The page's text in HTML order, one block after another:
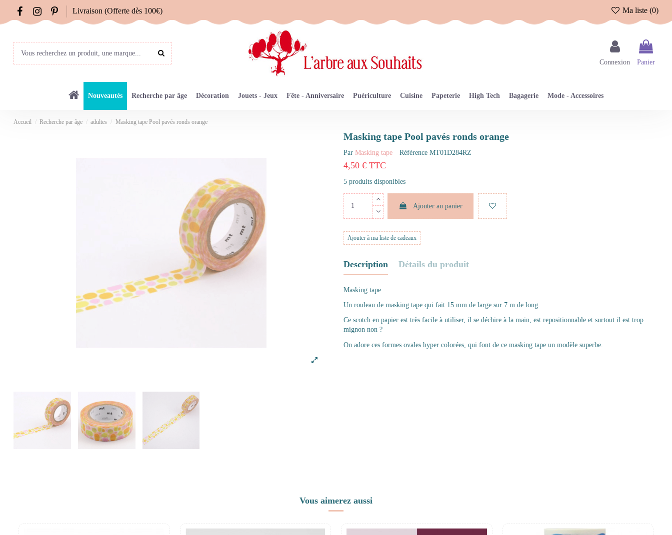
Livraison (Offerte dès 100€) Ma liste (0)
Connexion Panier
Nouveautés Recherche par âge Décoration Jouets - Jeux Fête - Anniversaire Puériculture Cuisine Papeterie High Tech Bagagerie Mode - Accessoires
Accueil Recherche par âge adultes Masking tape Pool pavés ronds orange
Masking tape Pool pavés ronds orange
Par Masking tape Référence MT01D284RZ
4,50 € TTC
5 produits disponibles
Ajouter au panier
Ajouter à ma liste de cadeaux
Description Détails du produit
Masking tape
Un rouleau de masking tape qui fait 15 mm de large sur 7 m de long.
Ce scotch en papier est très facile à utiliser, il se déchire à la main, est repositionnable et surtout il est trop
mignon non ?
On adore ces formes ovales hyper colorées, qui font de ce masking tape un modèle superbe.
Vous aimerez aussi